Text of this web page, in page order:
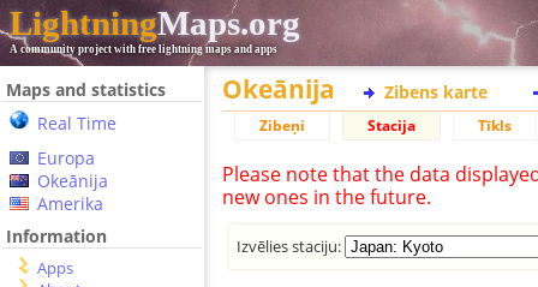
LightningMaps.org
A community project with free lightning maps and apps
Maps and statistics
Real Time
Europa
Okeānija
Amerika
Information
Apps
Okeānija Zibens karte
Zibeņi Stacija Tīkls
Please note that the data
new ones in the future.
Izvēlies staciju: